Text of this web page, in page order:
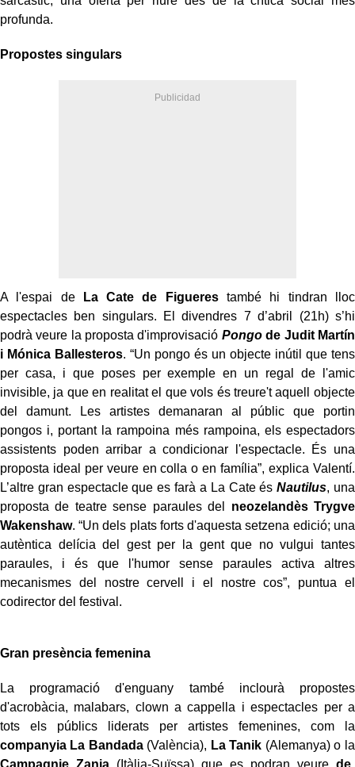
profunda.
Propostes singulars
A l'espai de La Cate de Figuerestambé hi tindran lloc
espectacles ben singulars. El divendres 7 d’abril (21h) s’hi
podrà veure la proposta d'improvisació Pongode Judit Martín
i Mónica Ballesteros. “Un pongo és un objecte inútil que tens
per casa, i que poses per exemple en un regal de l'amic
invisible, ja que en realitat el que vols és treure't aquell objecte
del damunt. Les artistes demanaran al públic que portin
pongos i, portant la rampoina més rampoina, els espectadors
assistents poden arribar a condicionar l'espectacle. És una
proposta ideal per veure en colla o en família”, explica Valentí.
L’altre gran espectacle que es farà a La Cate ésNautilus, una
proposta de teatre sense paraules del neozelandès Trygve
Wakenshaw. “Un dels plats forts d'aquesta setzena edició; una
autèntica delícia del gest per la gent que no vulgui tantes
paraules, i és que l'humor sense paraules activa altres
mecanismes del nostre cervell i el nostre cos”, puntua el
codirector del festival.
Gran presència femenina
La programació d'enguany també inclourà propostes
d'acrobàcia, malabars, clown a cappella i espectacles per a
tots els públics liderats per artistes femenines, com la
companyia La Bandada(València), La Tanik (Alemanya) o la
Campagnie Zania (Itàlia-Suïssa) que es podran veurede